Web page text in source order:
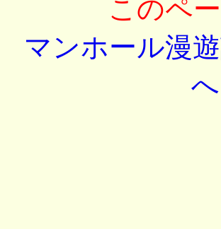
このペ
マンホール漫
へ